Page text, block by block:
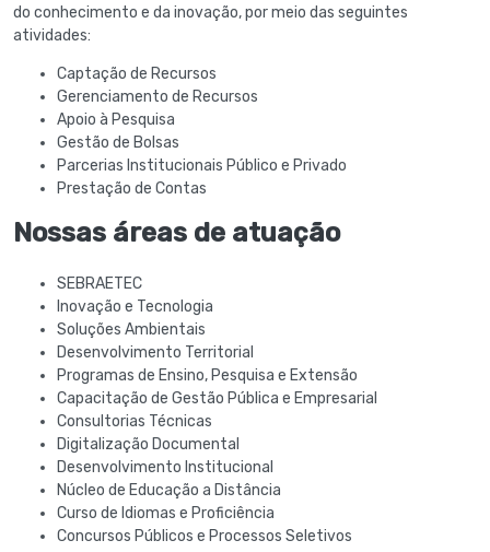
do conhecimento e da inovação, por meio das seguintes
atividades:
Captação de Recursos
Gerenciamento de Recursos
Apoio à Pesquisa
Gestão de Bolsas
Parcerias Institucionais Público e Privado
Prestação de Contas
Nossas áreas de atuação
SEBRAETEC
Inovação e Tecnologia
Soluções Ambientais
Desenvolvimento Territorial
Programas de Ensino, Pesquisa e Extensão
Capacitação de Gestão Pública e Empresarial
Consultorias Técnicas
Digitalização Documental
Desenvolvimento Institucional
Núcleo de Educação a Distância
Curso de Idiomas e Proficiência
Concursos Públicos e Processos Seletivos